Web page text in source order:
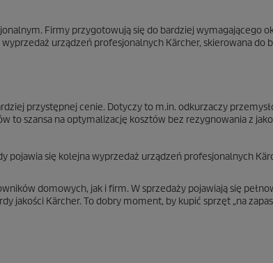
Firmy przygotowują się do bardziej wymagającego
urządzeń profesjonalnych Kärcher, skierowana do
przystępnej cenie. Dotyczy to m.in. odkurzaczy
to szansa na optymalizację kosztów bez rezygnowania z
się kolejna wyprzedaż urządzeń profesjonalnych
domowych, jak i firm. W sprzedaży pojawiają się
jakości Kärcher. To dobry moment, by kupić sprzęt „na